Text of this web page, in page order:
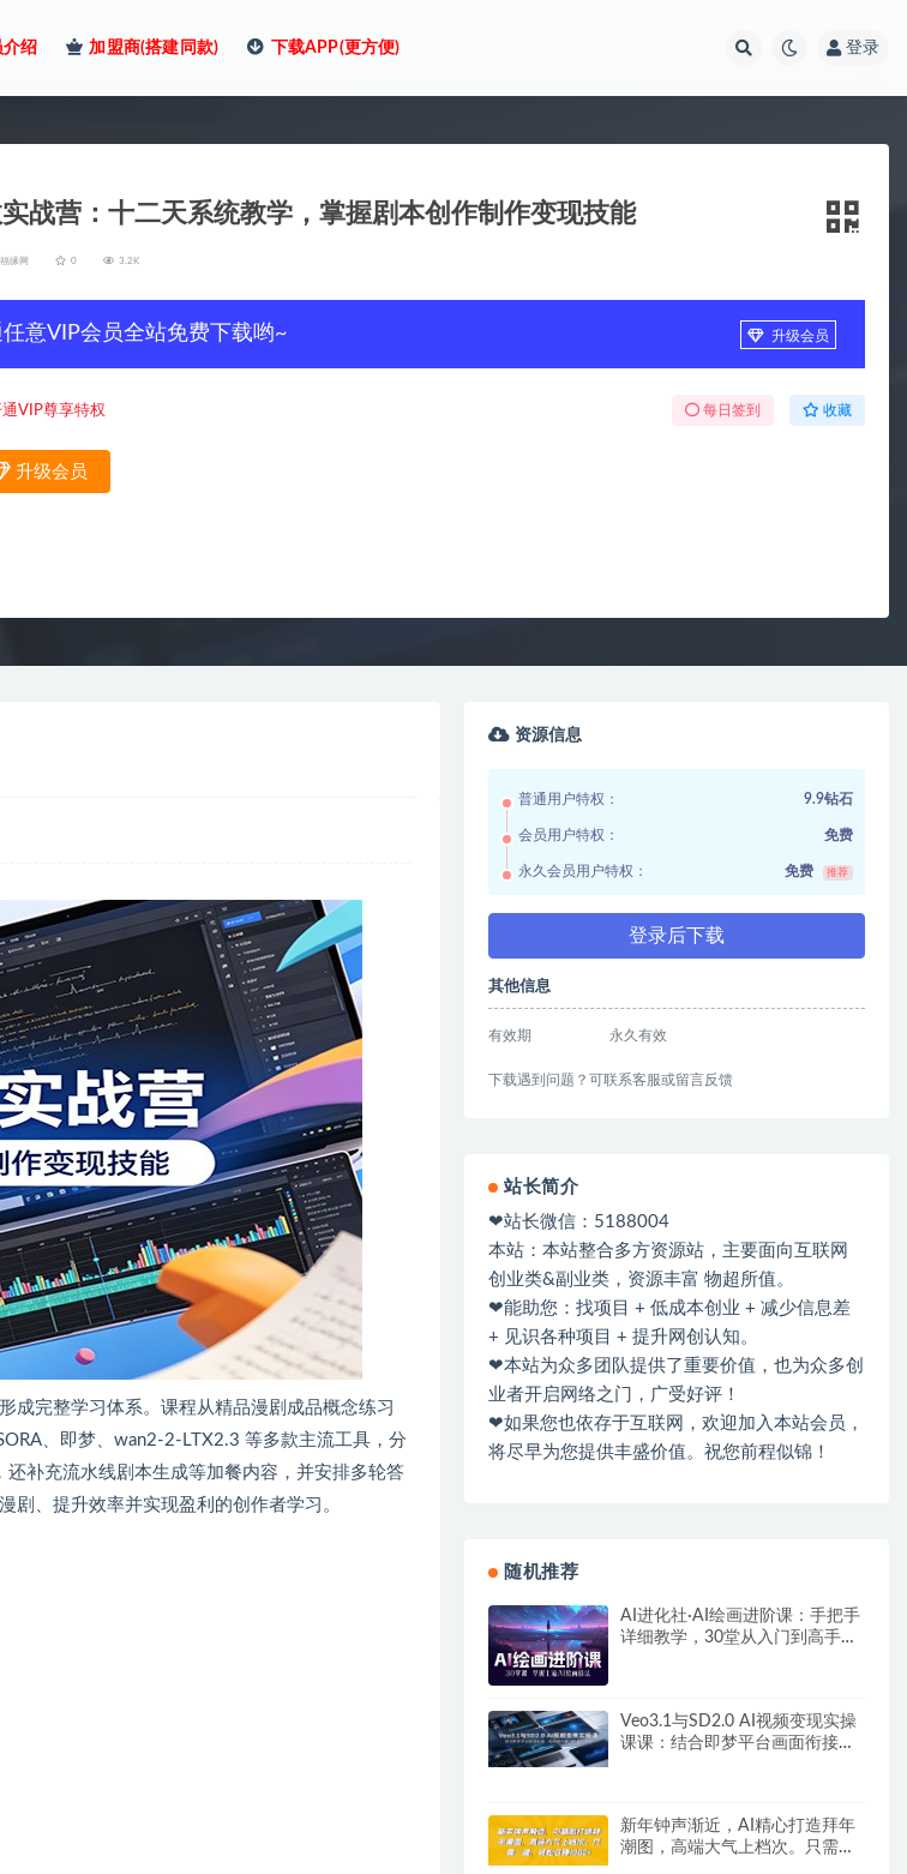
介绍 加盟商(搭建同款) 下载APP(更方便) 登录
战营：十二天系统教学，掌握剧本创作制作变现技能
福缘网 0 3.2K
任意VIP会员全站免费下载哟~ 升级会员
通VIP尊享特权 每日签到 收藏
升级会员
成完整学习体系。课程从精品漫剧成品概念练习
、即梦、wan2-2-LTX2.3 等多款主流工具，分
补充流水线剧本生成等加餐内容，并安排多轮答
剧、提升效率并实现盈利的创作者学习。
资源信息
普通用户特权： 9.9钻石
会员用户特权： 免费
永久会员用户特权： 免费 推荐
登录后下载
其他信息
有效期 永久有效
下载遇到问题？可联系客服或留言反馈
站长简介
❤站长微信：5188004
本站：本站整合多方资源站，主要面向互联网
创业类&副业类，资源丰富 物超所值。
❤能助您：找项目 + 低成本创业 + 减少信息差
+ 见识各种项目 + 提升网创认知。
❤本站为众多团队提供了重要价值，也为众多创
业者开启网络之门，广受好评！
❤如果您也依存于互联网，欢迎加入本站会员，
将尽早为您提供丰盛价值。祝您前程似锦！
随机推荐
AI进化社·AI绘画进阶课：手把手
详细教学，30堂从入门到高手，
Veo3.1与SD2.0 AI视频变现实操
课课：结合即梦平台画面衔接，
新年钟声渐近，AI精心打造拜年
潮图，高端大气上档次。只需一